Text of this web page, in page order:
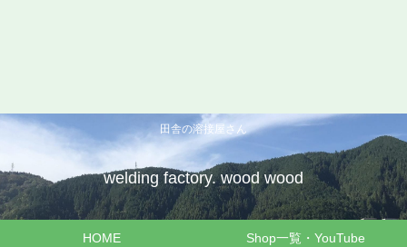
田舎の溶接屋さん
welding factory. wood wood
HOME Shop一覧・YouTube